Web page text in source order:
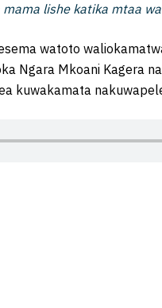
lishe katika mtaa
watoto
Ngara Mkoani Kagera
kuwakamata